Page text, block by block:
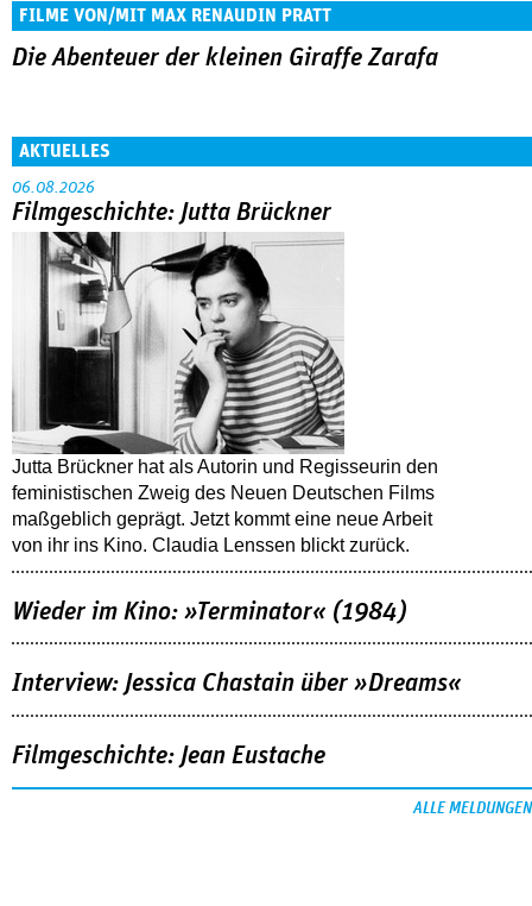
FILME VON/MIT MAX RENAUDIN PRATT
Die Abenteuer der kleinen Giraffe Zarafa
AKTUELLES
06.08.2026
Filmgeschichte: Jutta Brückner
Jutta Brückner hat als Autorin und Regisseurin den
feministischen Zweig des Neuen Deutschen Films
maßgeblich geprägt. Jetzt kommt eine neue Arbeit
von ihr ins Kino. Claudia Lenssen blickt zurück.
Wieder im Kino: »Terminator« (1984)
Interview: Jessica Chastain über »Dreams«
Filmgeschichte: Jean Eustache
ALLE MELDUNGEN